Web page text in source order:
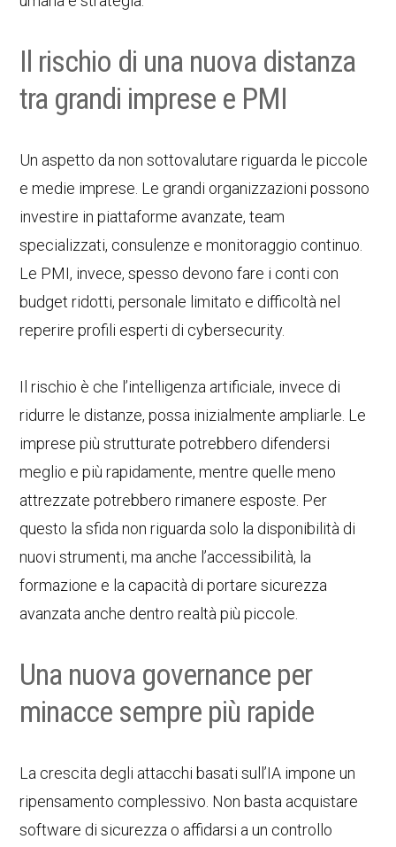
Il rischio di una nuova distanza
tra grandi imprese e PMI
Un aspetto da non sottovalutare riguarda le piccole
e medie imprese. Le grandi organizzazioni possono
investire in piattaforme avanzate, team
specializzati, consulenze e monitoraggio continuo.
Le PMI, invece, spesso devono fare i conti con
budget ridotti, personale limitato e difficoltà nel
reperire profili esperti di cybersecurity.
Il rischio è che l’intelligenza artificiale, invece di
ridurre le distanze, possa inizialmente ampliarle. Le
imprese più strutturate potrebbero difendersi
meglio e più rapidamente, mentre quelle meno
attrezzate potrebbero rimanere esposte. Per
questo la sfida non riguarda solo la disponibilità di
nuovi strumenti, ma anche l’accessibilità, la
formazione e la capacità di portare sicurezza
avanzata anche dentro realtà più piccole.
Una nuova governance per
minacce sempre più rapide
La crescita degli attacchi basati sull’IA impone un
ripensamento complessivo. Non basta acquistare
software di sicurezza o affidarsi a un controllo